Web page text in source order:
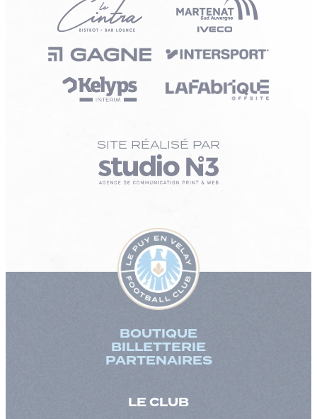
SITE RÉALISÉ PAR
BOUTIQUE
BILLETTERIE
PARTENAIRES
LE CLUB